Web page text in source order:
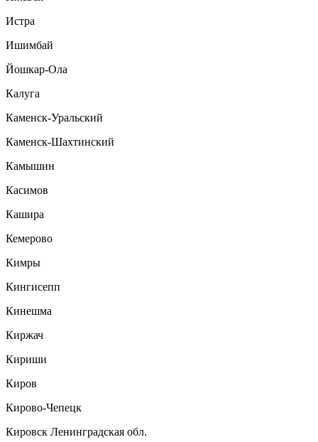
Истра
Ишимбай
Йошкар-Ола
Калуга
Каменск-Уральский
Каменск-Шахтинский
Камышин
Касимов
Кашира
Кемерово
Кимры
Кингисепп
Кинешма
Киржач
Кириши
Киров
Кирово-Чепецк
Кировск Ленинградская обл.